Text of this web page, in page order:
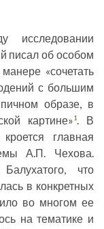
исследовании
писал об особом
«сочетать
с большим
образе, в
картине»1. В
главная
А.П. Чехова.
что
в конкретных
во многом ее
на тематике и